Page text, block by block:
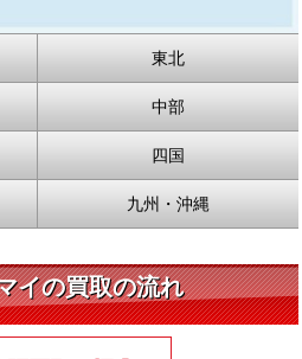
東北
中部
四国
九州・沖縄